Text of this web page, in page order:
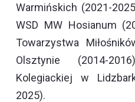
Warmińskich (2021-
WSD MW Hosianum
Towarzystwa
Olsztynie (2014-
Kolegiackiej w
2025).